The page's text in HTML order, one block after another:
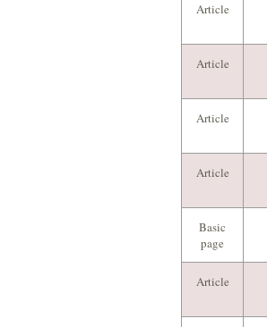
Article
Article
Article
Article
Basic
page
Article